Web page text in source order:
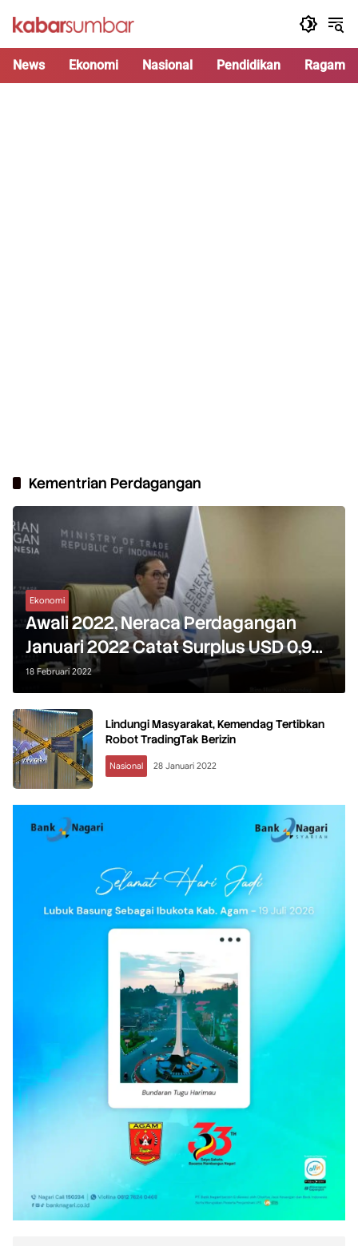
News Ekonomi Nasional Pendidikan Ragam
Kementrian Perdagangan
Ekonomi
Awali 2022, Neraca Perdagangan
Januari 2022 Catat Surplus USD 0,93
Miliar
18 Februari 2022
Lindungi Masyarakat, Kemendag Tertibkan
Robot TradingTak Berizin
Nasional 28 Januari 2022